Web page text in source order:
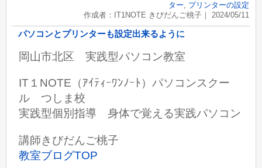
ター, プリンターの設定
作成者：IT1NOTE きびだんご桃子｜ 2024/05/11
パソコンとプリンターも設定出来るように
岡山市北区 実践型パソコン教室
IT１NOTE（ｱｲﾃｨｰﾜﾝﾉｰﾄ）パソコンスクー
ル つしま校
実践型個別指導 身体で覚える実践パソコン
講師きびだんご桃子
教室ブログTOP